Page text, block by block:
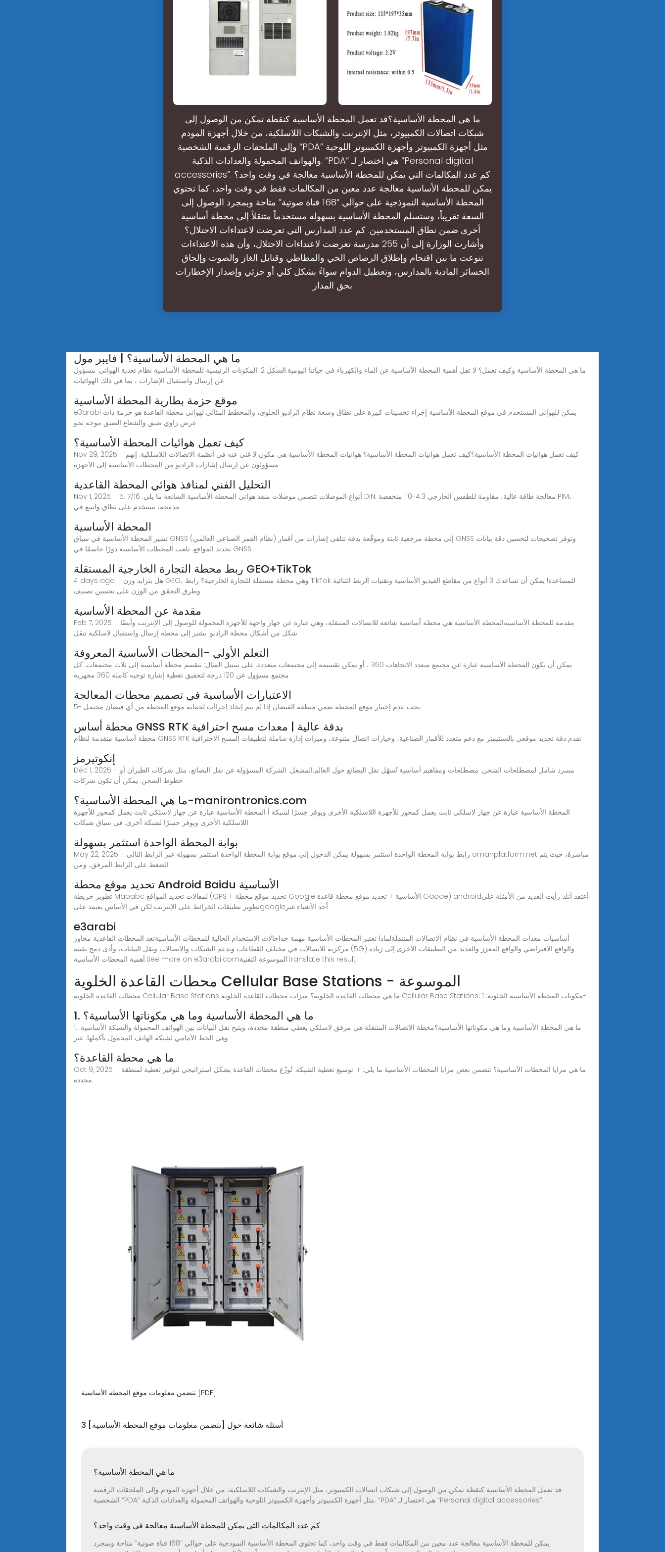
ما هي المحطة الأساسية؟قد تعمل المحطة الأساسية كنقطة تمكن من الوصول إلى
شبكات اتصالات الكمبيوتر، مثل الإنترنت والشبكات اللاسلكية، من خلال أجهزة المودم
وإلى الملحقات الرقمية الشخصية “PDA” مثل أجهزة الكمبيوتر وأجهزة الكمبيوتر اللوحية
والهواتف المحمولة والعدادات الذكية. “PDA” هي اختصار لـ “Personal digital
accessories”. كم عدد المكالمات التي يمكن للمحطة الأساسية معالجة في وقت واحد؟
يمكن للمحطة الأساسية معالجة عدد معين من المكالمات فقط في وقت واحد، كما تحتوي
المحطة الأساسية النموذجية على حوالي “168 قناة صوتية” متاحة وبمجرد الوصول إلى
السعة تقريباً، وستسلم المحطة الأساسية بسهولة مستخدماً متنقلاً إلى محطة أساسية
أخرى ضمن نطاق المستخدمين. كم عدد المدارس التي تعرضت لاعتداءات الاحتلال؟
وأشارت الوزارة إلى أن 255 مدرسة تعرضت لاعتداءات الاحتلال، وأن هذه الاعتداءات
تنوعت ما بين اقتحام وإطلاق الرصاص الحي والمطاطي وقنابل الغاز والصوت وإلحاق
الخسائر المادية بالمدارس، وتعطيل الدوام سواءً بشكل كلي أو جزئي وإصدار الإخطارات
بحق المدار
ما هي المحطة الأساسية؟ | فايبر مول
ما هي المحطة الأساسية وكيف تعمل؟ لا تقل أهمية المحطة الأساسية عن الماء والكهرباء في حياتنا اليومية.الشكل 2: المكونات الرئيسية للمحطة الأساسية نظام تغذية الهوائي: مسؤول
عن إرسال واستقبال الإشارات ، بما في ذلك الهوائيات
موقع حزمة بطارية المحطة الأساسية
e3arabi يمكن للهوائي المستخدم في موقع المحطة الأساسية إجراء تحسينات كبيرة على نطاق وسعة نظام الراديو الخلوي، والمخطط المثالي لهوائي محطة القاعدة هو حزمة ذات
عرض زاوي ضيق والشعاع الضيق موجه نحو
كيف تعمل هوائيات المحطة الأساسية؟
Nov 29, 2025 · كيف تعمل هوائيات المحطة الأساسية؟كيف تعمل هوائيات المحطة الأساسية؟ هوائيات المحطة الأساسية هي مكون لا غنى عنه في أنظمة الاتصالات اللاسلكية. إنهم
مسؤولون عن إرسال إشارات الراديو من المحطات الأساسية إلى الأجهزة
التحليل الفني لمنافذ هوائي المحطة القاعدية
Nov 1, 2025 · 5. أنواع الموصلات تتضمن موصلات منفذ هوائي المحطة الأساسية الشائعة ما يلي: 7/16 DIN: معالجة طاقة عالية، مقاومة للطقس الخارجي 4.3-10: منخفضة PIM،
مدمجة، تستخدم على نطاق واسع في
المحطة الأساسية
تشير المحطة الأساسية في سياق GNSS (نظام القمر الصناعي العالمي) إلى محطة مرجعية ثابتة وموقّعة بدقة تتلقى إشارات من أقمار GNSS وتوفر تصحيحات لتحسين دقة بيانات
تحديد المواقع. تلعب المحطات الأساسية دورًا حاسمًا في GNSS
ربط محطة التجارة الخارجية المستقلة GEO+TikTok
4 days ago · هل يتزايد وزن GEO، وهي محطة مستقلة للتجارة الخارجية؟ رابط TikTok للمساعدة! يمكن أن تساعدك 3 أنواع من مقاطع الفيديو الأساسية وتقنيات الربط الثنائية
وطرق التحقق من الوزن على تحسين تصنيف
مقدمة عن المحطة الأساسية
Feb 7, 2025 · مقدمة للمحطة الأساسيةالمحطة الأساسية هي محطة أساسية شائعة للاتصالات المتنقلة، وهي عبارة عن جهاز واجهة للأجهزة المحمولة للوصول إلى الإنترنت وأيضًا
شكل من أشكال محطة الراديو. يشير إلى محطة إرسال واستقبال لاسلكية تنقل
التعلم الأولي -المحطات الأساسية المعروفة
يمكن أن تكون المحطة الأساسية عبارة عن مجتمع متعدد الاتجاهات 360 ، أو يمكن تقسيمه إلى مجتمعات متعددة. على سبيل المثال: تنقسم محطة أساسية إلى ثلاث مجتمعات. كل
مجتمع مسؤول عن 120 درجة لتحقيق تغطية إشارة توجيه كاملة 360 مجهرية
الاعتبارات الأساسية في تصميم محطات المعالجة
5- يجب عدم إختيار موقع المحطة ضمن منطقة الفيضان إذا لم يتم إتخاذ إجراآت لحماية موقع المحطة من أي فيضان محتمل.
محطة أساس GNSS RTK بدقة عالية | معدات مسح احترافية
محطة أساسية متقدمة لنظام GNSS RTK تقدم دقة تحديد موقعي بالسنتيمتر مع دعم متعدد للأقمار الصناعية، وخيارات اتصال متنوعة، وميزات إدارة شاملة لتطبيقات المسح الاحترافية.
إنكوتيرمز
Dec 1, 2025 · مسرد شامل لمصطلحات الشحن. مصطلحات ومفاهيم أساسية تُسهّل نقل البضائع حول العالم.المشغل: الشركة المسؤولة عن نقل البضائع، مثل شركات الطيران أو
خطوط الشحن. يمكن أن تكون شركات
ما هي المحطة الأساسية؟-manirontronics.com
المحطة الأساسية عبارة عن جهاز لاسلكي ثابت يعمل كمحور للأجهزة اللاسلكية الأخرى ويوفر جسرًا لشبكة أ المحطة الأساسية عبارة عن جهاز لاسلكي ثابت يعمل كمحور للأجهزة
اللاسلكية الأخرى ويوفر جسرًا لشبكة أخرى. في سياق شبكات
بوابة المحطة الواحدة استثمر بسهولة
May 22, 2025 · رابط بوابة المحطة الواحدة استثمر بسهولة يمكن الدخول إلى موقع بوابة المحطة الواحدة استثمر بسهولة عبر الرابط التالي omanplatform.net مباشرةً، حيث يتم
الضغط على الرابط المرفق، ومن
تحديد موقع محطة Android Baidu الأساسية
تطوير خريطة Mapabc لمقالات تحديد المواقع (GPS + تحديد موقع محطة Google الأساسية + تحديد موقع محطة قاعدة Gaode) androidأعتقد أنك رأيت العديد من الأمثلة على
تطوير تطبيقات الخرائط على الإنترنت لكن في الأساس يعتمد علىgoogleأحد الأشياء غير
e3arabi
أساسيات معدات المحطة الأساسية في نظام الاتصالات المتنقلةلماذا تعتبر المحطات الأساسية مهمة جداحالات الاستخدام الحالية للمحطات الأساسيةتعد المحطات القاعدية محاور
مركزية للاتصالات في مختلف القطاعات وتدعم الشبكات والاتصالات ونقل البيانات، وأدى دمج تقنية (5G) والواقع الافتراضي والواقع المعزز والعديد من التطبيقات الأخرى إلى زيادة
أهمية المحطات الأساسية:See more on e3arabi.comالموسوعة التقنيةTranslate this result
محطات القاعدة الخلوية Cellular Base Stations - الموسوعة
محطات القاعدة الخلوية Cellular Base Stations ما هي محطات القاعدة الخلوية؟ ميزات محطات القاعدة الخلوية Cellular Base Stations: مكونات المحطة الأساسية الخلوية: 1-
1. ما هي المحطة الأساسية وما هي مكوناتها الأساسية؟
1. ما هي المحطة الأساسية وما هي مكوناتها الأساسية؟محطة الاتصالات المتنقلة هي مرفق لاسلكي يغطي منطقة محددة، ويتيح نقل البيانات بين الهواتف المحمولة والشبكة الأساسية.
وهي الخط الأمامي لشبكة الهاتف المحمول بأكملها. عبر
ما هي محطة القاعدة؟
Oct 9, 2025 · ما هي مزايا المحطات الأساسية؟ تتضمن بعض مزايا المحطات الأساسية ما يلي: ١. توسيع تغطية الشبكة: تُوزّع محطات القاعدة بشكل استراتيجي لتوفير تغطية لمنطقة
محددة.
تتضمن معلومات موقع المحطة الأساسية [PDF]
3 أسئلة شائعة حول [تتضمن معلومات موقع المحطة الأساسية]
ما هي المحطة الأساسية؟
قد تعمل المحطة الأساسية كنقطة تمكن من الوصول إلى شبكات اتصالات الكمبيوتر، مثل الإنترنت والشبكات اللاسلكية، من خلال أجهزة المودم وإلى الملحقات الرقمية
الشخصية “PDA” مثل أجهزة الكمبيوتر وأجهزة الكمبيوتر اللوحية والهواتف المحمولة والعدادات الذكية. “PDA” هي اختصار لـ “Personal digital accessories”.
كم عدد المكالمات التي يمكن للمحطة الأساسية معالجة في وقت واحد؟
يمكن للمحطة الأساسية معالجة عدد معين من المكالمات فقط في وقت واحد، كما تحتوي المحطة الأساسية النموذجية على حوالي “168 قناة صوتية” متاحة وبمجرد